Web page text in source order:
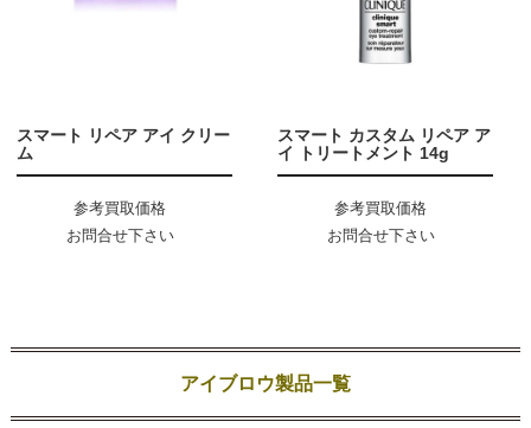
スマート リペア アイ クリー
ム
参考買取価格
お問合せ下さい
スマート カスタム リペア ア
イ トリートメント 14g
参考買取価格
お問合せ下さい
アイブロウ製品一覧